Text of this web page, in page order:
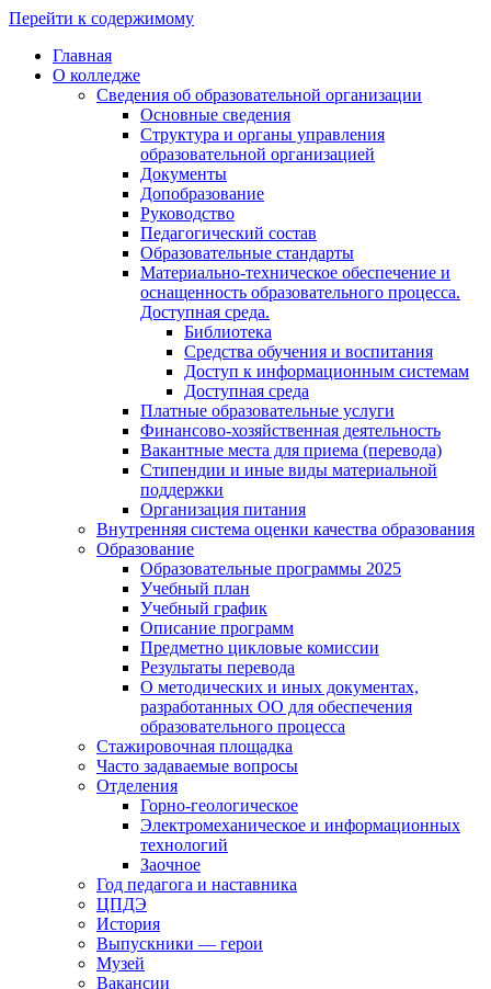
Перейти к содержимому
Главная
О колледже
Сведения об образовательной организации
Основные сведения
Структура и органы управления
образовательной организацией
Документы
Допобразование
Руководство
Педагогический состав
Образовательные стандарты
Материально-техническое обеспечение и
оснащенность образовательного процесса.
Доступная среда.
Библиотека
Средства обучения и воспитания
Доступ к информационным системам
Доступная среда
Платные образовательные услуги
Финансово-хозяйственная деятельность
Вакантные места для приема (перевода)
Стипендии и иные виды материальной
поддержки
Организация питания
Внутренняя система оценки качества образования
Образование
Образовательные программы 2025
Учебный план
Учебный график
Описание программ
Предметно цикловые комиссии
Результаты перевода
О методических и иных документах,
разработанных ОО для обеспечения
образовательного процесса
Стажировочная площадка
Часто задаваемые вопросы
Отделения
Горно-геологическое
Электромеханическое и информационных
технологий
Заочное
Год педагога и наставника
ЦПДЭ
История
Выпускники — герои
Музей
Вакансии